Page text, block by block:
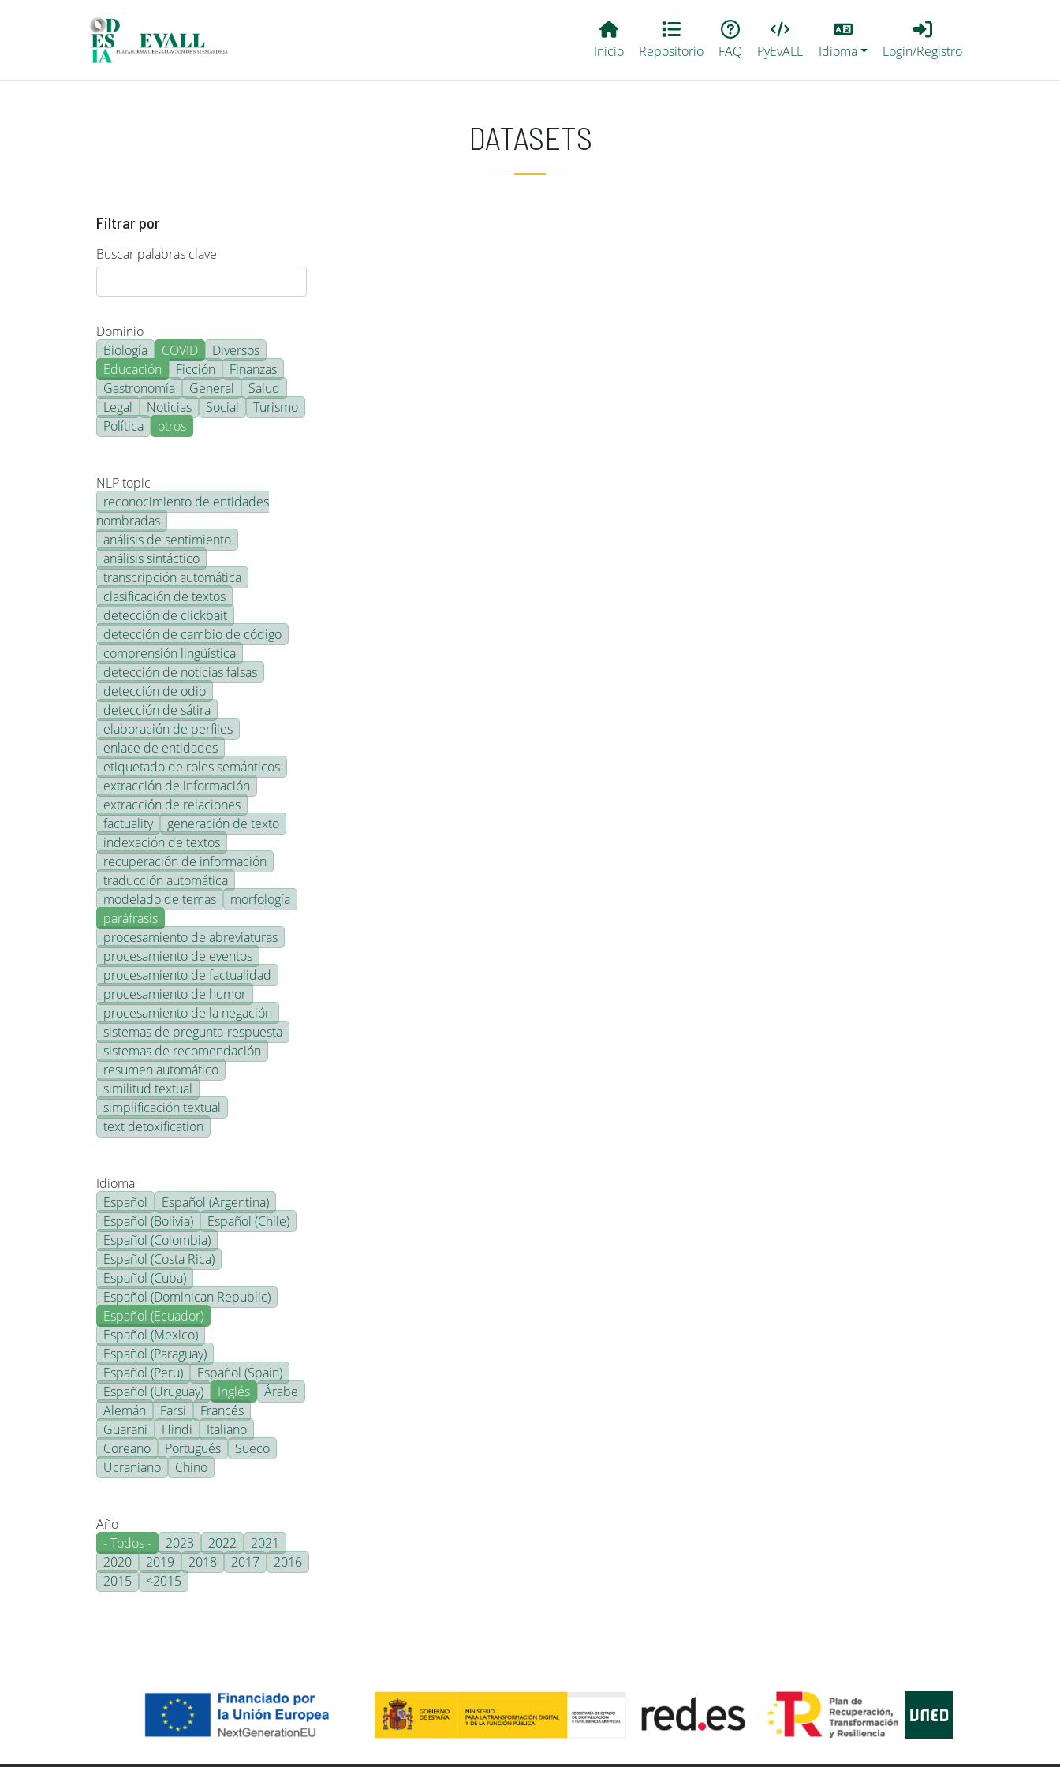
Main EvALL
Inicio Repositorio FAQ PyEvALL
Lang
Idioma
Login_Registro
Login/Registro
DATASETS
Filtrar por
Buscar palabras clave
Dominio
Biología
COVID
Diversos
Educación
Ficción
Finanzas
Gastronomía
General
Salud
Legal
Noticias Social
Turismo
Política
otros
NLP topic
reconocimiento de entidades
nombradas
análisis de sentimiento
análisis sintáctico
transcripción automática
clasificación de textos
detección de clickbait
detección de cambio de código
comprensión lingüística
detección de noticias falsas
detección de odio
detección de sátira
elaboración de perfiles
enlace de entidades
etiquetado de roles semánticos
extracción de información
extracción de relaciones
factuality
generación de texto
indexación de textos
recuperación de información
traducción automática
modelado de temas
morfología
paráfrasis
procesamiento de abreviaturas
procesamiento de eventos
procesamiento de factualidad
procesamiento de humor
procesamiento de la negación
sistemas de pregunta-respuesta
sistemas de recomendación
resumen automático
similitud textual
simplificación textual
text detoxification
Idioma
Español
Español (Argentina)
Español (Bolivia)
Español (Chile)
Español (Colombia)
Español (Costa Rica)
Español (Cuba)
Español (Dominican Republic)
Español (Ecuador)
Español (Mexico)
Español (Paraguay)
Español (Peru)
Español (Spain)
Español (Uruguay)
Inglés
Árabe
Alemán
Farsi
Francés
Guarani
Hindi
Italiano
Coreano
Portugués
Sueco
Ucraniano
Chino
Año
- Todos -
2023 2022
2021
2020
2019 2018 2017
2016
2015
<2015